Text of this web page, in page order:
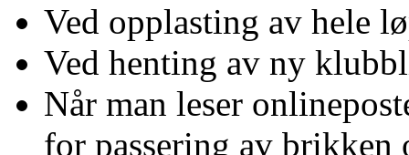
Ved opplasting av hele
Ved henting av ny
Når man leser
for passering av brikken